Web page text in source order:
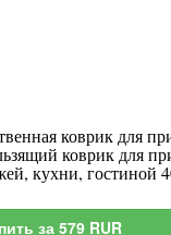
коврик для
коврик для
кухни, гостиной
за 579 RUR